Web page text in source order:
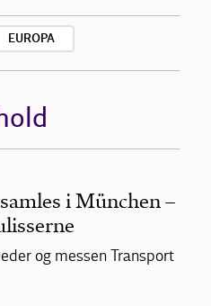
EUROPA
i München –
og messen Transport